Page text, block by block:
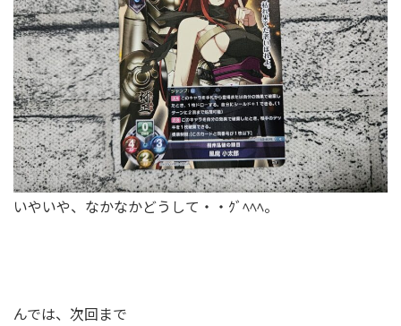
いやいや、なかなかどうして・・ｸﾞﾍﾍﾍ。
んでは、次回まで